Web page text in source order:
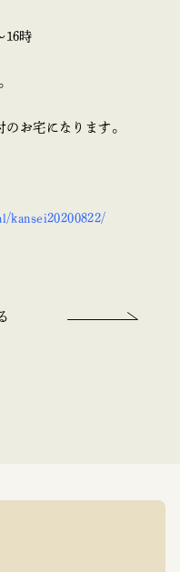
16時
お宅になります。
kansei20200822/